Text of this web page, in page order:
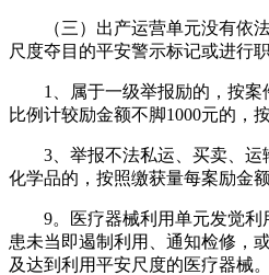
（三）出产运营单元没有依法
尺度夺目的平安警示标记或进行
1、属于一级举报励的，按案
比例计较励金额不脚1000元的，按
3、举报不法私运、买卖、运
化学品的，按照缴获量每案励金
9。医疗器械利用单元发觉利
患未当即遏制利用、通知检修，
及达到利用平安尺度的医疗器械。